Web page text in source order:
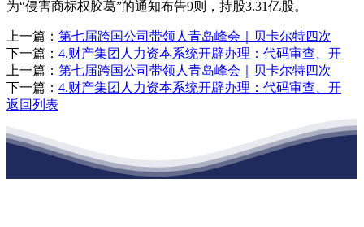
为“侵害商标权胶葛”的通知布告9则，持股3.31亿股。
上一篇： 第七届跨国公司带领人青岛峰会｜贝卡尔特四次
下一篇： 4.财产集团人力资本系统开辟办理：代码审查、开
上一篇： 第七届跨国公司带领人青岛峰会｜贝卡尔特四次
下一篇： 4.财产集团人力资本系统开辟办理：代码审查、开
返回列表